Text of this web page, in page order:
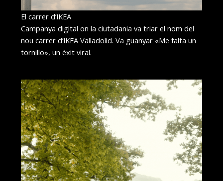
El carrer d’IKEA
Campanya digital on la ciutadania va triar el nom del
nou carrer d’IKEA Valladolid. Va guanyar «Me falta un
tornillo», un èxit viral.